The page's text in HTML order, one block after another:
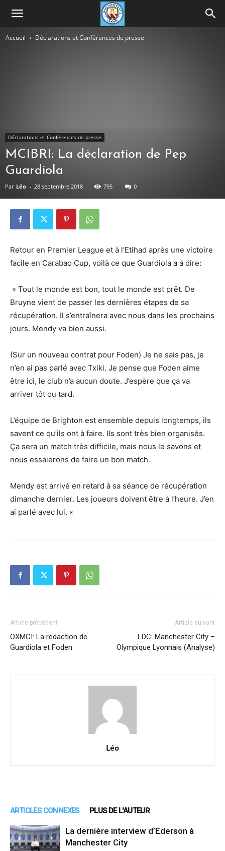
Accueil Déclarations et Conférences de presse
Déclarations et Conférences de presse
MCIBRI: La déclaration de Pep
Guardiola
Par Léo - 28 septembre 2018 795 0
Retour en Premier League et à l’Etihad après une victoire
facile en Carabao Cup, voilà ce que Guardiola a à dire:
» Tout le monde est bon, tout le monde est prêt. De
Bruyne vient de passer les dernières étapes de sa
récupération. Il s’entraînera avec nous dans les prochains
jours. Mendy va bien aussi.
(Sur un nouveau contrat pour Foden) Je ne sais pas, je
n’en ai pas parlé avec Txiki. Je pense que Foden aime
être ici, le club n’a aucun doute. J’espère que ça va
arriver tôt ou tard.
L’équipe de Brighton est ensemble depuis longtemps, ils
savent ce qu’ils ont à faire. Ils sont très bien organisés.
Ça sera un match très difficile, mais nous le savons et
nous essaierons de faire un bon match.
Mendy est arrivé en retard à sa séance de récupération
dimanche dernier. Les joueurs doivent être à l’heure. J’en
ai parlé avec lui. «
Article précédent
OXMCI: La rédaction de
Guardiola et Foden
Article suivant
LDC: Manchester City –
Olympique Lyonnais (Analyse)
Léo
ARTICLES CONNEXES PLUS DE L'AUTEUR
La dernière interview d’Ederson à
Manchester City